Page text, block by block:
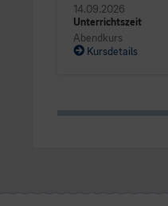
14.09.2026
Unterrichtszeit
Abendkurs
Kursdetails